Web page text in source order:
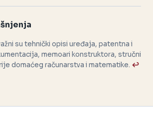
su tehnički opisi uređaja, patentna i
memoari konstruktora, stručni
domaćeg računarstva i matematike. ↩